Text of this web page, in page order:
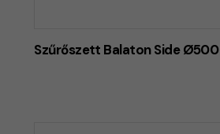
Szűrőszett Balaton Side Ø500